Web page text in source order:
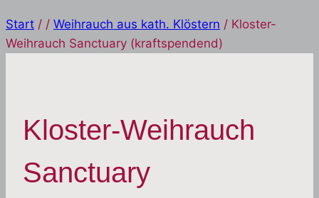
Start / / Weihrauch aus kath. Klöstern / Kloster-
Weihrauch Sanctuary (kraftspendend)
Kloster-Weihrauch
Sanctuary